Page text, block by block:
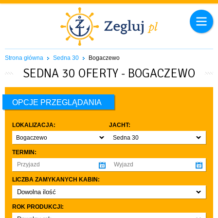
Strona główna Sedna 30 Bogaczewo
SEDNA 30 OFERTY - BOGACZEWO
OPCJE PRZEGLĄDANIA
LOKALIZACJA:
Bogaczewo
JACHT:
Sedna 30
TERMIN:
LICZBA ZAMYKANYCH KABIN:
Dowolna ilość
co najmniej 1
co najmniej 2
ROK PRODUKCJI: